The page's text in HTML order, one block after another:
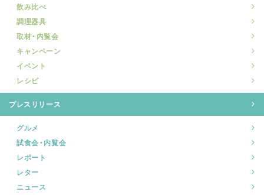
飲み比べ
調理器具
取材・内覧会
キャンペーン
イベント
レシピ
プレスリリース
グルメ
試食会・内覧会
レポート
レター
ニュース